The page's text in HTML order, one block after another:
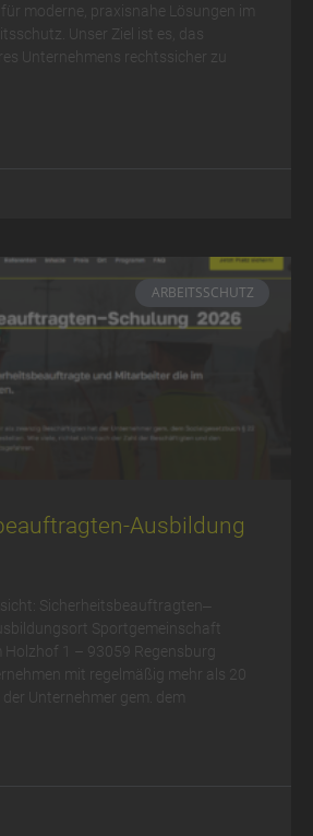
moderne, praxisnahe Lösungen im
Unser Ziel ist es, das
Unternehmens rechtssicher zu
ARBEITSSCHUTZ
Ausbildung
Sicherheits­beauf­tragten‒
Sportgemeinschaft
Holzhof 1 – 93059 Regensburg
mit regelmäßig mehr als 20
Unternehmer gem. dem